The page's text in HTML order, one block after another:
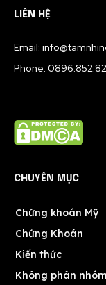
LIÊN HỆ
Email:
Phone:
CHUYÊN MỤC
Chứng khoán Mỹ
Chứng Khoán
Kiến thức
Không phân nhóm